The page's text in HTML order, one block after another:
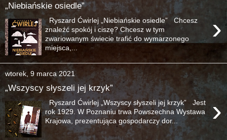
„Niebiańskie osiedle”
›
Ryszard Ćwirlej „Niebiańskie osiedle” Chcesz
znaleźć spokój i ciszę? Chcesz w tym
zwariowanym świecie trafić do wymarzonego
miejsca,...
wtorek, 9 marca 2021
„Wszyscy słyszeli jej krzyk”
›
Ryszard Ćwirlej „Wszyscy słyszeli jej krzyk” Jest
rok 1929. W Poznaniu trwa Powszechna Wystawa
Krajowa, prezentująca gospodarczy dor...